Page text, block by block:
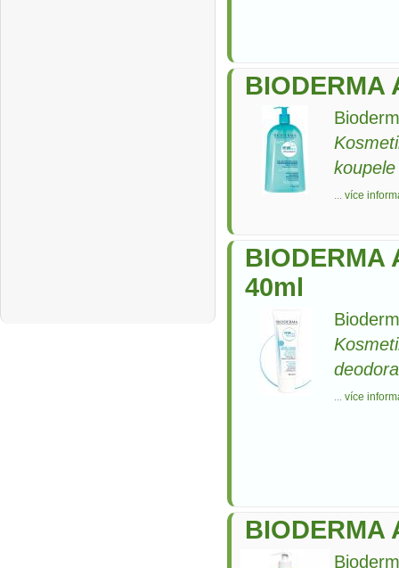
BIODERMA
koupele
... více
BIODERMA
40ml
... více
BIODERMA